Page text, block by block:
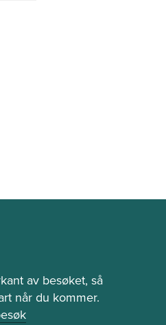
av besøket, så
når du kommer.